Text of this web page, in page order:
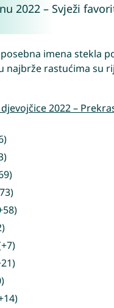
2022 – Svježi
imena stekla
najbrže rastućima su
2022 –